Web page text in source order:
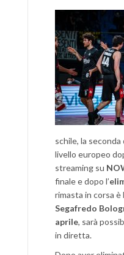
schile, la
livello europeo
streaming su
finale e dopo l’
rimasta in corsa è
Segafredo
aprile, sarà
in diretta.